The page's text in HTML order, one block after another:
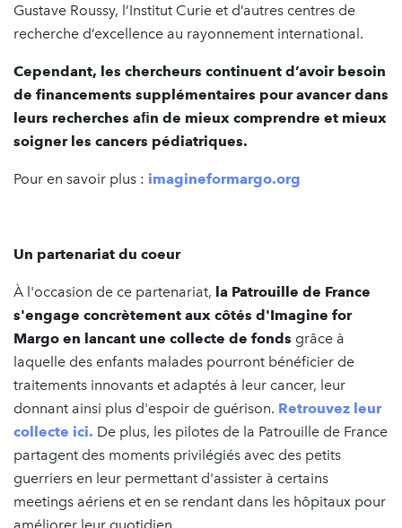
Gustave Roussy, l’Institut Curie et d’autres centres de
recherche d’excellence au rayonnement international.
Cependant, les chercheurs continuent d’avoir besoin
de financements supplémentaires pour avancer dans
leurs recherches aﬁn de mieux comprendre et mieux
soigner les cancers pédiatriques.
Pour en savoir plus : imagineformargo.org
Un partenariat du coeur
À l'occasion de ce partenariat, la Patrouille de France
s'engage concrètement aux côtés d'Imagine for
Margo en lancant une collecte de fonds grâce à
laquelle des enfants malades pourront bénéficier de
traitements innovants et adaptés à leur cancer, leur
donnant ainsi plus d'espoir de guérison. Retrouvez leur
collecte ici. De plus, les pilotes de la Patrouille de France
partagent des moments privilégiés avec des petits
guerriers en leur permettant d'assister à certains
meetings aériens et en se rendant dans les hôpitaux pour
améliorer leur quotidien.